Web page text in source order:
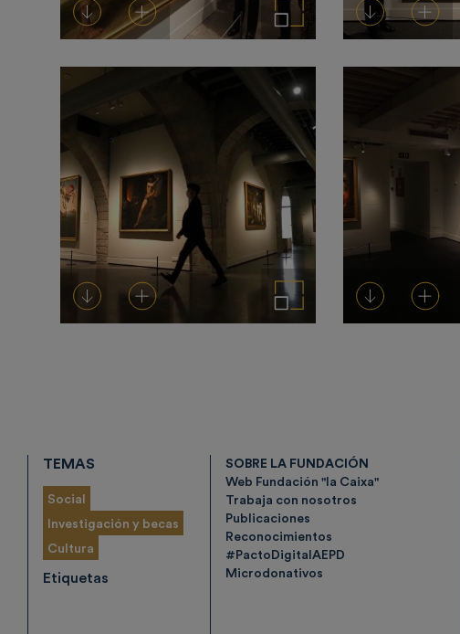
DescargarAñadir al carrito Ampliar imagen DescargarAñadir al carrito
DescargarAñadir al carrito Ampliar imagen DescargarAñadir al carrito
TEMAS
Social
Investigación y becas
Cultura
Etiquetas
SOBRE LA FUNDACIÓN
Web Fundación "la Caixa"
Trabaja con nosotros
Publicaciones
Reconocimientos
#PactoDigitalAEPD
Microdonativos